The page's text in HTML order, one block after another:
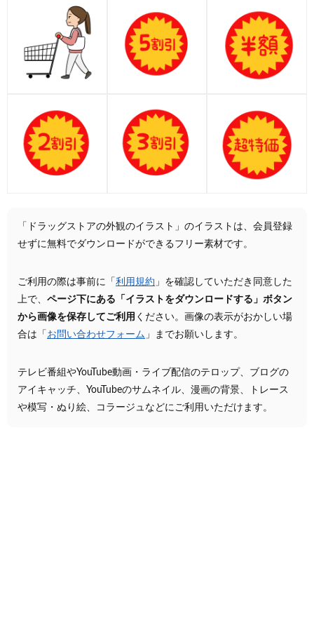
「ドラッグストアの外観のイラスト」のイラストは、会員登録
せずに無料でダウンロードができるフリー素材です。
ご利用の際は事前に「 利用規約 」を確認していただき同意した
上で、 ページ下にある「イラストをダウンロードする」ボタン
から画像を保存してご利用 ください。画像の表示がおかしい場
合は「 お問い合わせフォーム 」までお願いします。
テレビ番組やYouTube動画・ライブ配信のテロップ、ブログの
アイキャッチ、YouTubeのサムネイル、漫画の背景、トレース
や模写・ぬり絵、コラージュなどにご利用いただけます。